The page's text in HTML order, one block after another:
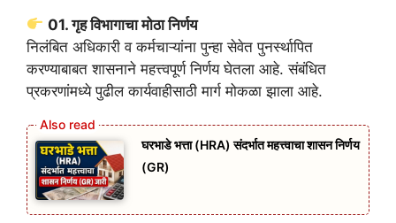
01. गृह विभागाचा मोठा निर्णय
निलंबित अधिकारी व कर्मचाऱ्यांना पुन्हा सेवेत पुनर्स्थापित
करण्याबाबत शासनाने महत्त्वपूर्ण निर्णय घेतला आहे. संबंधित
प्रकरणांमध्ये पुढील कार्यवाहीसाठी मार्ग मोकळा झाला आहे.
घरभाडे भत्ता (HRA) संदर्भात महत्त्वाचा शासन निर्णय
(GR)